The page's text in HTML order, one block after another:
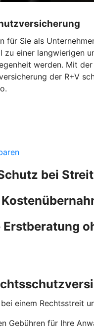
für Sie als
zu einer langwierigen
werden. Mit der
der R+V
bei
einem Rechtsstreit
Gebühren für Ihre